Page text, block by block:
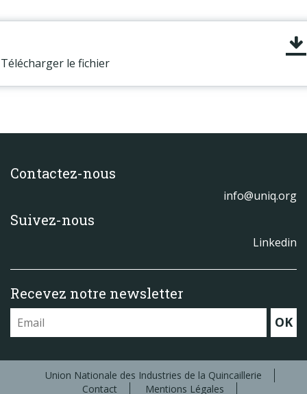
Télécharger le fichier
Contactez-nous
info@uniq.org
Suivez-nous
Linkedin
Recevez notre newsletter
OK
Union Nationale des Industries de la Quincaillerie
Contact
Mentions Légales